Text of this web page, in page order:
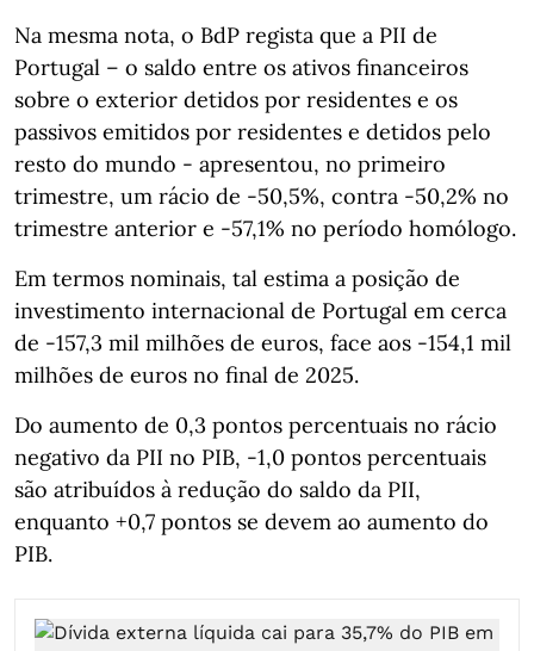
Na mesma nota, o BdP regista que a PII de
Portugal – o saldo entre os ativos financeiros
sobre o exterior detidos por residentes e os
passivos emitidos por residentes e detidos pelo
resto do mundo - apresentou, no primeiro
trimestre, um rácio de -50,5%, contra -50,2% no
trimestre anterior e -57,1% no período homólogo.
Em termos nominais, tal estima a posição de
investimento internacional de Portugal em cerca
de -157,3 mil milhões de euros, face aos -154,1 mil
milhões de euros no final de 2025.
Do aumento de 0,3 pontos percentuais no rácio
negativo da PII no PIB, -1,0 pontos percentuais
são atribuídos à redução do saldo da PII,
enquanto +0,7 pontos se devem ao aumento do
PIB.